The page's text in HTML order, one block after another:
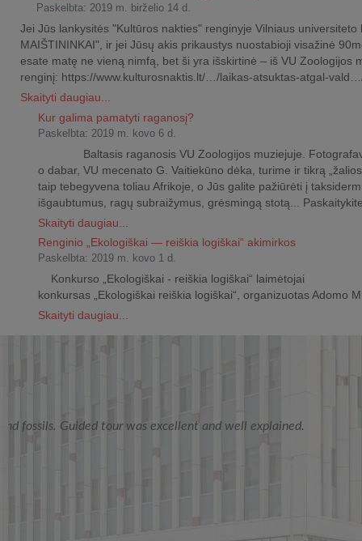
Paskelbta: 2019 m. birželio 14 d.
Jei Jūs lankysitės "Kultūros nakties" renginyje Vilniaus
MAIŠTININKAI", ir jei Jūsų akis prikaustys nuostabioji visažinė
esate matę ne vieną nimfą, bet ši yra išskirtinė – iš VU
renginį: https://www.kulturosnaktis.lt/…/laikas-atsuktas-atgal-
Skaityti daugiau...
Kur galima pamatyti raganosį?
Paskelbta: 2019 m. kovo 6 d.
Baltasis raganosis VU Zoologijos muziejuje. Fotografavo
o dabar, VU mecenato G. Vaitiekūno dėka, turime ir tikrą
taip tebegyvena toliau Afrikoje, o Jūs galite pažiūrėti į
išgaubtumus, ragų subraižymus, grėsmingą stotą...
Skaityti daugiau...
Renginio „Ekologiškai — reiškia logiškai“ akimirkos
Paskelbta: 2019 m. kovo 1 d.
Konkurso „Ekologiškai - reiškia logiškai“ laimėtojai
konkursas „Ekologiškai reiškia logiškai“, organizuotas Adomo
Skaityti daugiau...
Esame sužavėti jūsų muziejaus eksponatų